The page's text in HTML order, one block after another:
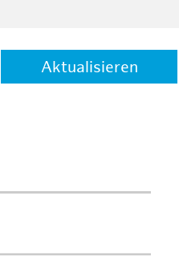
Aktualisieren